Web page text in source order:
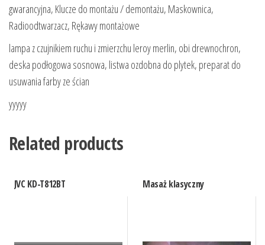
gwarancyjna, Klucze do montażu / demontażu, Maskownica,
Radioodtwarzacz, Rękawy montażowe
lampa z czujnikiem ruchu i zmierzchu leroy merlin, obi drewnochron,
deska podłogowa sosnowa, listwa ozdobna do plytek, preparat do
usuwania farby ze ścian
yyyyy
Related products
JVC KD-T812BT Masaż klasyczny